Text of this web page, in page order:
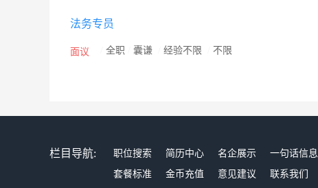
法务专员
面议 全职 囊谦 经验不限 不限
栏目导航: 职位搜索 简历中心 名企展示 一句话信息
套餐标准
金币充值 意见建议 联系我们